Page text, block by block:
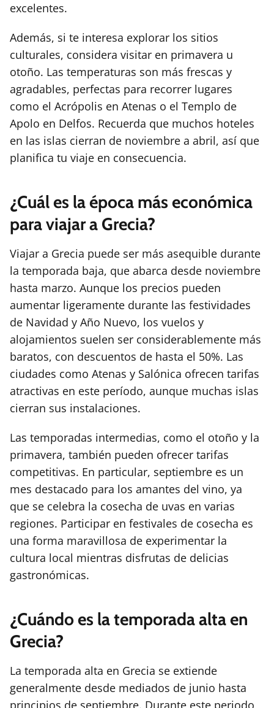
excelentes.
Además, si te interesa explorar los sitios
culturales, considera visitar en primavera u
otoño. Las temperaturas son más frescas y
agradables, perfectas para recorrer lugares
como el Acrópolis en Atenas o el Templo de
Apolo en Delfos. Recuerda que muchos hoteles
en las islas cierran de noviembre a abril, así que
planifica tu viaje en consecuencia.
¿Cuál es la época más económica
para viajar a Grecia?
Viajar a Grecia puede ser más asequible durante
la temporada baja, que abarca desde noviembre
hasta marzo. Aunque los precios pueden
aumentar ligeramente durante las festividades
de Navidad y Año Nuevo, los vuelos y
alojamientos suelen ser considerablemente más
baratos, con descuentos de hasta el 50%. Las
ciudades como Atenas y Salónica ofrecen tarifas
atractivas en este período, aunque muchas islas
cierran sus instalaciones.
Las temporadas intermedias, como el otoño y la
primavera, también pueden ofrecer tarifas
competitivas. En particular, septiembre es un
mes destacado para los amantes del vino, ya
que se celebra la cosecha de uvas en varias
regiones. Participar en festivales de cosecha es
una forma maravillosa de experimentar la
cultura local mientras disfrutas de delicias
gastronómicas.
¿Cuándo es la temporada alta en
Grecia?
La temporada alta en Grecia se extiende
generalmente desde mediados de junio hasta
principios de septiembre. Durante este periodo,